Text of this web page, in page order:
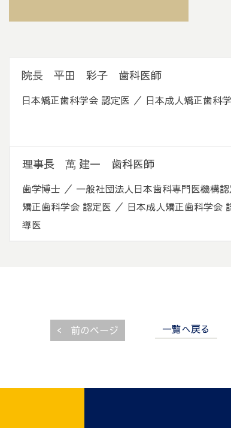
院長 平田 彩子 歯科医師
日本矯正歯科学会 認定医 ／ 日本成人矯正歯科
理事長 萬 建一 歯科医師
歯学博士 ／ 一般社団法人日本歯科専門医機構
矯正歯科学会 認定医 ／ 日本成人矯正歯科学会
導医
< 前のページ 一覧へ戻る